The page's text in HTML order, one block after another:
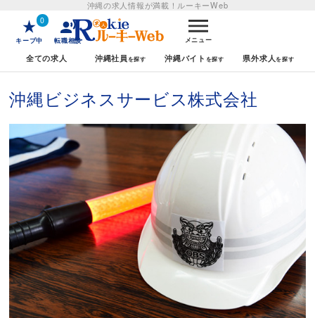
沖縄の求人情報が満載！ ルーキーWeb
0
キープ中 転職相談 メニュー
全ての求人 沖縄社員 沖縄バイト 県外求人
沖縄ビジネスサービス株式会社